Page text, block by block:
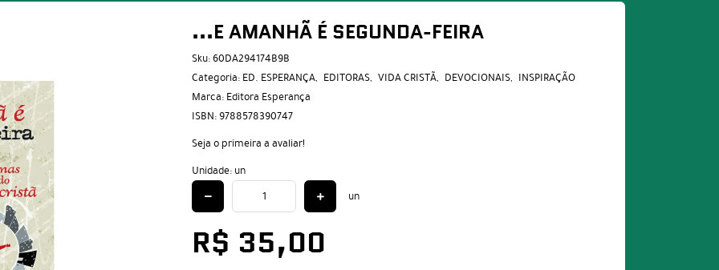
...E AMANHÃ É SEGUNDA-FEIRA
Sku: 60DA294174B9B
Categoria: ED. ESPERANÇA EDITORAS VIDA CRISTÃ DEVOCIONAIS INSPIRAÇÃO
Marca: Editora Esperança
ISBN: 9788578390747
Seja o primeira a avaliar!
Unidade: un
un
R$ 35,00